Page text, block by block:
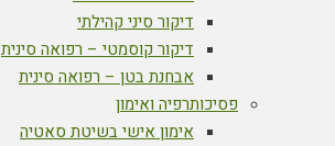
דיקור סיני קהילתי
דיקור קוסמטי – רפואה סינית
אבחנת בטן – רפואה סינית
פסיכותרפיה ואימון
אימון אישי בשיטת סאטיה